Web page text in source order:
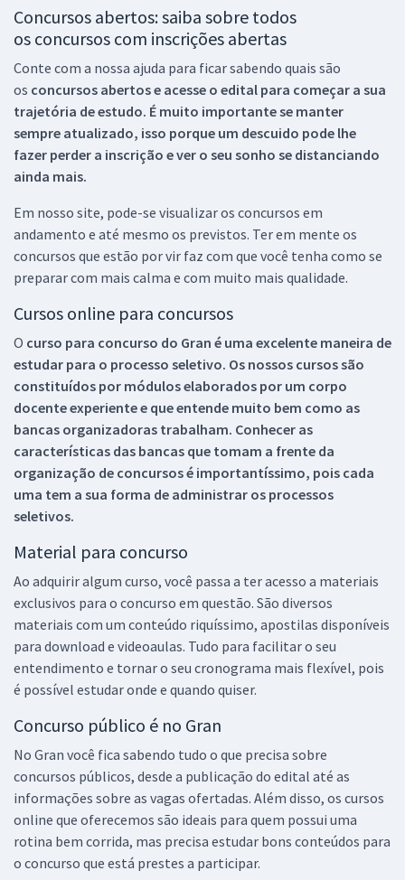
Concursos abertos: saiba sobre todos
os concursos com inscrições abertas
Conte com a nossa ajuda para ficar sabendo quais são
os concursos abertos e acesse o edital para começar a sua
trajetória de estudo. É muito importante se manter
sempre atualizado, isso porque um descuido pode lhe
fazer perder a inscrição e ver o seu sonho se distanciando
ainda mais.
Em nosso site, pode-se visualizar os concursos em
andamento e até mesmo os previstos. Ter em mente os
concursos que estão por vir faz com que você tenha como se
preparar com mais calma e com muito mais qualidade.
Cursos online para concursos
O curso para concurso do Gran é uma excelente maneira de
estudar para o processo seletivo. Os nossos cursos são
constituídos por módulos elaborados por um corpo
docente experiente e que entende muito bem como as
bancas organizadoras trabalham. Conhecer as
características das bancas que tomam a frente da
organização de concursos é importantíssimo, pois cada
uma tem a sua forma de administrar os processos
seletivos.
Material para concurso
Ao adquirir algum curso, você passa a ter acesso a materiais
exclusivos para o concurso em questão. São diversos
materiais com um conteúdo riquíssimo, apostilas disponíveis
para download e videoaulas. Tudo para facilitar o seu
entendimento e tornar o seu cronograma mais flexível, pois
é possível estudar onde e quando quiser.
Concurso público é no Gran
No Gran você fica sabendo tudo o que precisa sobre
concursos públicos, desde a publicação do edital até as
informações sobre as vagas ofertadas. Além disso, os cursos
online que oferecemos são ideais para quem possui uma
rotina bem corrida, mas precisa estudar bons conteúdos para
o concurso que está prestes a participar.